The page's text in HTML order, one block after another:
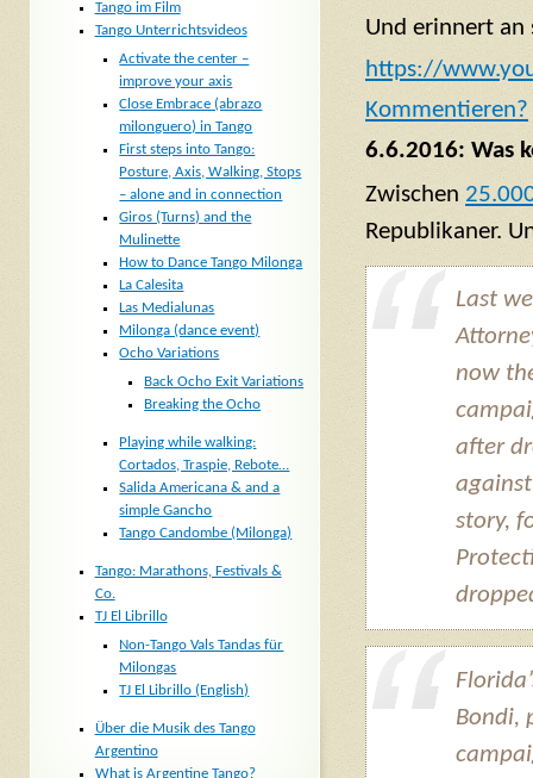
Und erinnert an
https://
Kommentieren?
6.6.2016: Was
Zwischen
Republikaner.
Last
now
after
story,
Bondi,
Tango im Film
Tango Unterrichtsvideos
Activate the center –
improve your axis
Close Embrace (abrazo
milonguero) in Tango
First steps into Tango:
Posture, Axis, Walking, Stops
– alone and in connection
Giros (Turns) and the
Mulinette
How to Dance Tango Milonga
La Calesita
Las Medialunas
Milonga (dance event)
Ocho Variations
Back Ocho Exit Variations
Breaking the Ocho
Playing while walking:
Cortados, Traspie, Rebote…
Salida Americana & and a
simple Gancho
Tango Candombe (Milonga)
Tango: Marathons, Festivals &
Co.
TJ El Librillo
Non-Tango Vals Tandas für
Milongas
TJ El Librillo (English)
Über die Musik des Tango
Argentino
What is Argentine Tango?